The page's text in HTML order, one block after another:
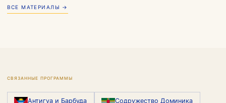
ВСЕ МАТЕРИАЛЫ →
СВЯЗАННЫЕ ПРОГРАММЫ
Антигуа и Барбуда Содружество Доминика